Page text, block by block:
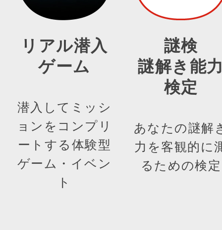
リアル潜入
ゲーム
潜入してミッシ
ョンをコンプリ
ートする体験型
ゲーム・イベン
ト
謎検
謎解き能
検定
あなたの謎解
力を客観的に
るための検定